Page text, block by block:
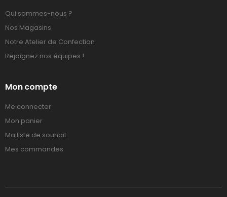
Qui sommes-nous ?
Nos Magasins
Notre Atelier de Confection
Rejoignez nos équipes !
Mon compte
Me connecter
Mon panier
Ma liste de souhait
Mes commandes